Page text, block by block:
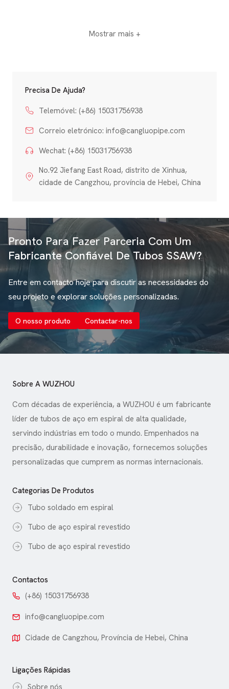
Mostrar mais +
Precisa De Ajuda?
Telemóvel: (+86) 15031756938
Correio eletrónico: info@cangluopipe.com
Wechat: (+86) 15031756938
No.92 Jiefang East Road, distrito de Xinhua,
cidade de Cangzhou, província de Hebei, China
Pronto Para Fazer Parceria Com Um
Fabricante Confiável De Tubos SSAW?
Entre em contacto hoje para discutir as necessidades do
seu projeto e explorar soluções personalizadas.
O nosso produto Contactar-nos
Sobre A WUZHOU
Com décadas de experiência, a WUZHOU é um fabricante
líder de tubos de aço em espiral de alta qualidade,
servindo indústrias em todo o mundo. Empenhados na
precisão, durabilidade e inovação, fornecemos soluções
personalizadas que cumprem as normas internacionais.
Categorias De Produtos
Tubo soldado em espiral
Tubo de aço espiral revestido
Tubo de aço espiral revestido
Contactos
(+86) 15031756938
info@cangluopipe.com
Cidade de Cangzhou, Província de Hebei, China
Ligações Rápidas